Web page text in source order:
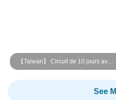
【Taiwan】 Circuit de 10 jours avec
changement de garde au Chiang
Kai-shek - Memorial Hall
See